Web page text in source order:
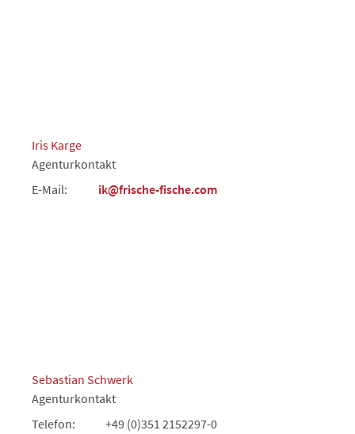
Iris Karge
Agenturkontakt
E-Mail:
ik@frische-fische.com
Sebastian Schwerk
Agenturkontakt
Telefon:
+49 (0)351 2152297-0